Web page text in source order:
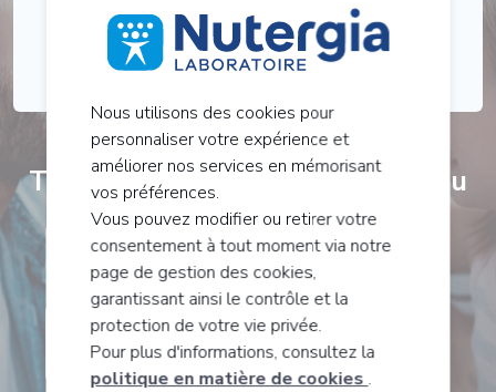
Des conseils spécifiques
Une prise en charge globale
Tout d'abord, parlez-nous un peu
de vous, êtes-vous ?
Un homme
Nous utilisons des cookies pour
personnaliser votre expérience et
améliorer nos services en mémorisant
vos préférences.
Vous pouvez modifier ou retirer votre
consentement à tout moment via notre
page de gestion des cookies,
garantissant ainsi le contrôle et la
protection de votre vie privée.
Pour plus d'informations, consultez la
politique en matière de cookies .